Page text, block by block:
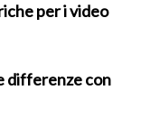
per i video
differenze con